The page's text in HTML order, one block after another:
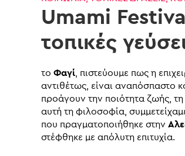
Umami
τοπικές
το Φαγί , πιστεύουμε πως η
αντιθέτως, είναι αναπόσπαστο
προάγουν την ποιότητα ζωής,
αυτή τη φιλοσοφία,
που πραγματοποιήθηκε στην
στέφθηκε με απόλυτη επιτυχία.